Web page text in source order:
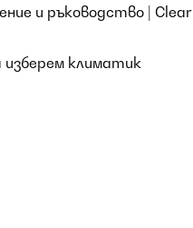
и ръководство | Clear
изберем климатик